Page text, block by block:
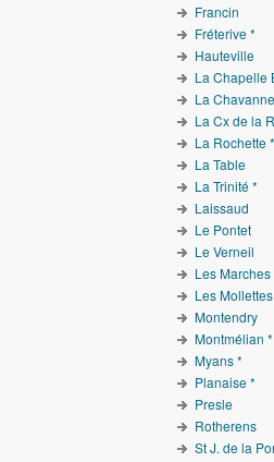
Francin
Fréterive *
Hauteville
La Chapelle
La Chavanne
La Cx de la
La Rochette *
La Table
La Trinité *
Laissaud
Le Pontet
Le Verneil
Les Marches
Les Mollettes
Montendry
Montmélian *
Myans *
Planaise *
Presle
Rotherens
St J. de la